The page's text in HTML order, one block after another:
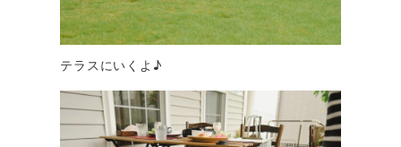
テラスにいくよ♪